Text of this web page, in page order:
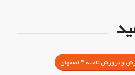
پرورش ناحیه ۳ اصفهان